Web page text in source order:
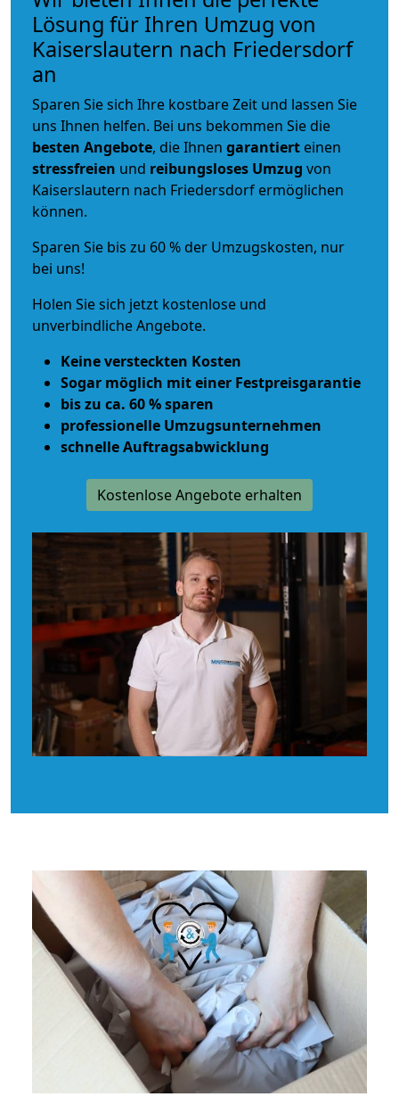
Lösung für Ihren Umzug von
Kaiserslautern nach Friedersdorf
an
Sparen Sie sich Ihre kostbare Zeit und lassen Sie
uns Ihnen helfen. Bei uns bekommen Sie die
besten Angebote, die Ihnen garantiert einen
stressfreien und reibungsloses Umzug von
Kaiserslautern nach Friedersdorf ermöglichen
können.
Sparen Sie bis zu 60 % der Umzugskosten, nur
bei uns!
Holen Sie sich jetzt kostenlose und
unverbindliche Angebote.
Keine versteckten Kosten
Sogar möglich mit einer Festpreisgarantie
bis zu ca. 60 % sparen
professionelle Umzugsunternehmen
schnelle Auftragsabwicklung
Kostenlose Angebote erhalten